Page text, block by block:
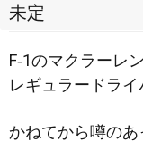
未定
F‐1のマクラーレ
レギュラードライ
かねてから噂の